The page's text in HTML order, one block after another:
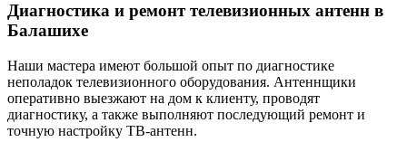
Диагностика и ремонт телевизионных антенн в
Балашихе
Наши мастера имеют большой опыт по диагностике
неполадок телевизионного оборудования. Антеннщики
оперативно выезжают на дом к клиенту, проводят
диагностику, а также выполняют последующий ремонт и
точную настройку ТВ-антенн.